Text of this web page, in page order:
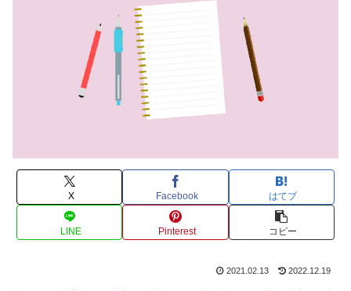
X Facebook はてブ
LINE Pinterest コピー
2021.02.13 2022.12.19